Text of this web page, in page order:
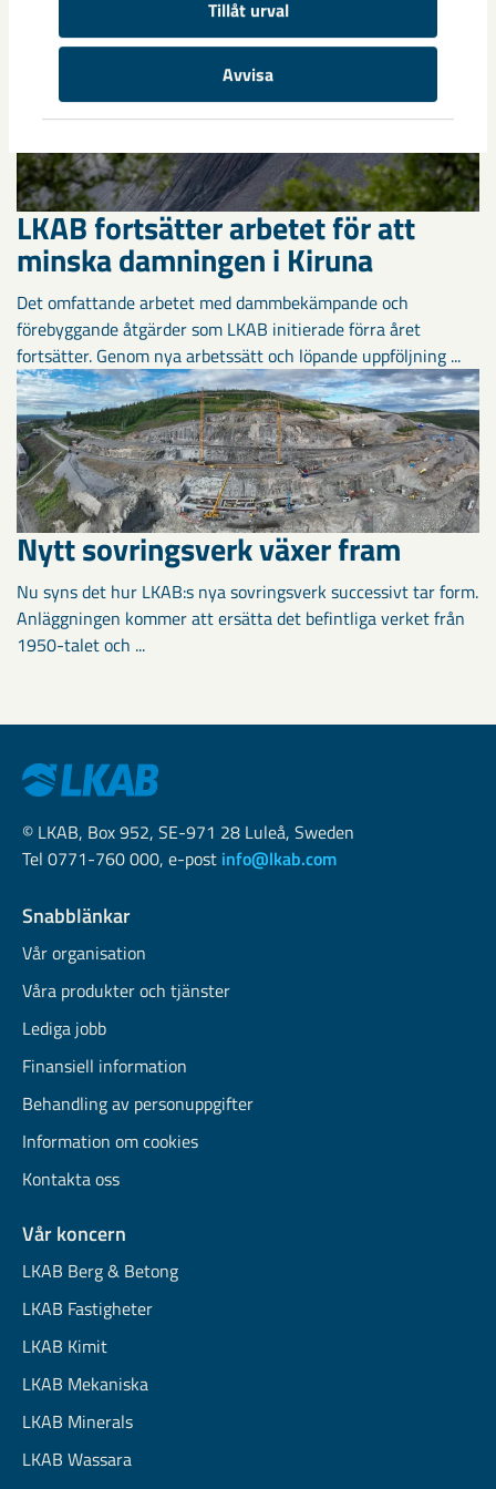
Tillåt urval
Avvisa
LKAB fortsätter arbetet för att
minska damningen i Kiruna
Det omfattande arbetet med dammbekämpande och
förebyggande åtgärder som LKAB initierade förra året
fortsätter. Genom nya arbetssätt och löpande uppföljning ...
Nytt sovringsverk växer fram
Nu syns det hur LKAB:s nya sovringsverk successivt tar form.
Anläggningen kommer att ersätta det befintliga verket från
1950-talet och ...
© LKAB, Box 952, SE-971 28 Luleå, Sweden
Tel 0771-760 000, e-post info@lkab.com
Snabblänkar
Vår organisation
Våra produkter och tjänster
Lediga jobb
Finansiell information
Behandling av personuppgifter
Information om cookies
Kontakta oss
Vår koncern
LKAB Berg & Betong
LKAB Fastigheter
LKAB Kimit
LKAB Mekaniska
LKAB Minerals
LKAB Wassara